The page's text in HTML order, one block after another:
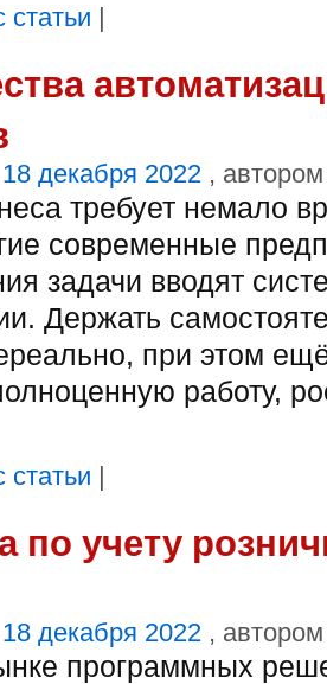
статьи |
18 декабря 2022 , автором
требует немало
современные
задачи вводят
Держать
при этом
работу,
статьи |
по учету
18 декабря 2022 , автором
программных